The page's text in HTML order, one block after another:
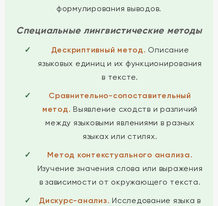
формулирования выводов.
Специальные лингвистические методы
Дескриптивный метод. Описание
языковых единиц и их функционирования
в тексте.
Сравнительно-сопоставительный
метод. Выявление сходств и различий
между языковыми явлениями в разных
языках или стилях.
Метод контекстуального анализа.
Изучение значения слова или выражения
в зависимости от окружающего текста.
Дискурс-анализ. Исследование языка в